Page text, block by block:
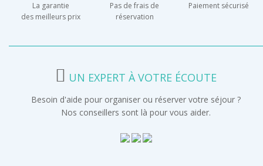
La garantie
des meilleurs prix
Pas de frais de
réservation
Paiement sécurisé
UN EXPERT À VOTRE ÉCOUTE
Besoin d'aide pour organiser ou réserver votre séjour ?
Nos conseillers sont là pour vous aider.